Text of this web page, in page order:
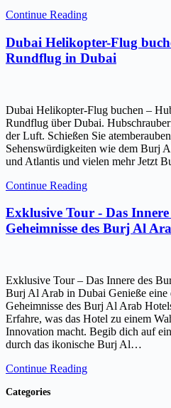
Continue Reading
Dubai Helikopter-Flug
Rundflug in Dubai
Dubai Helikopter-Flug buchen –
Rundflug über Dubai.
der Luft. Schießen Sie
Sehenswürdigkeiten wie dem Burj
und Atlantis und vielen mehr Jetzt
Continue Reading
Exklusive Tour - Das
Geheimnisse des Burj Al
Exklusive Tour – Das Innere des
Burj Al Arab in Dubai Genieße eine
Geheimnisse des Burj Al Arab
Erfahre, was das Hotel zu einem
Innovation macht. Begib dich auf
durch das ikonische Burj Al…
Continue Reading
Categories